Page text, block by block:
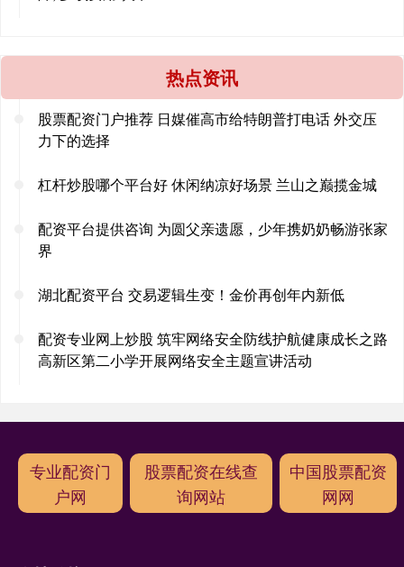
热点资讯
股票配资门户推荐 日媒催高市给特朗普打电话 外交压
力下的选择
杠杆炒股哪个平台好 休闲纳凉好场景 兰山之巅揽金城
配资平台提供咨询 为圆父亲遗愿，少年携奶奶畅游张家
界
湖北配资平台 交易逻辑生变！金价再创年内新低
配资专业网上炒股 筑牢网络安全防线护航健康成长之路
高新区第二小学开展网络安全主题宣讲活动
专业配资门
户网
股票配资在线查
询网站
中国股票配资
网网